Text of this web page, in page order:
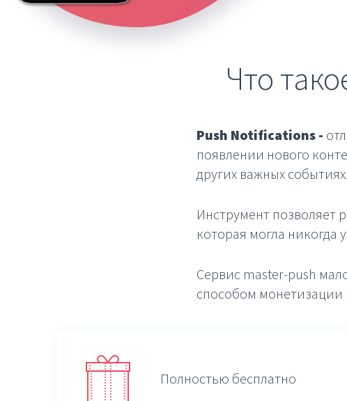
Что
Push Notifications -
появлении нового
других важных событиях.
Инструмент позволяет
которая могла никогда
Сервис master-push
способом монетизации
Полностью бесплатно